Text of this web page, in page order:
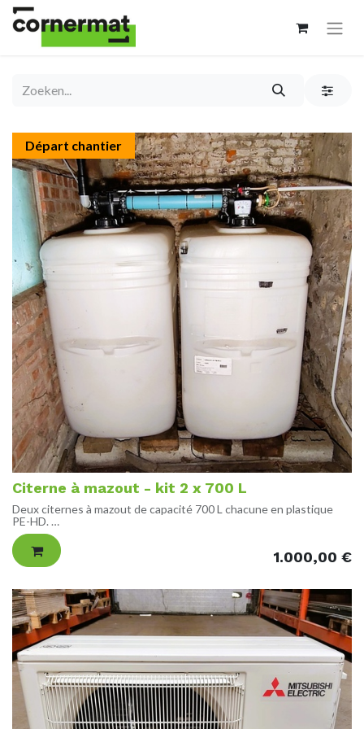
Départ chantier
Citerne à mazout - kit 2 x 700 L
Deux citernes à mazout de capacité 700 L chacune en plastique
PE-HD.
Inclus le kit de raccordement, la jauge et la sonde anti-
débordement.
TYPE
DIMENSIONS
Hauteur : 126 cm
Largeur : 69 cm
Profondeur : 128 cm
REFERENCE
EUROLENTZ 700 69 RELC
ETAT
Comme neuf, très peu utilisé.
1.000,00 €